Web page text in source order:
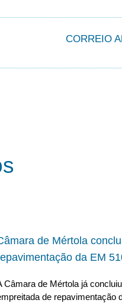
CORREIO
de Mértola
da EM
Câmara de Mértola já
de repavimentação